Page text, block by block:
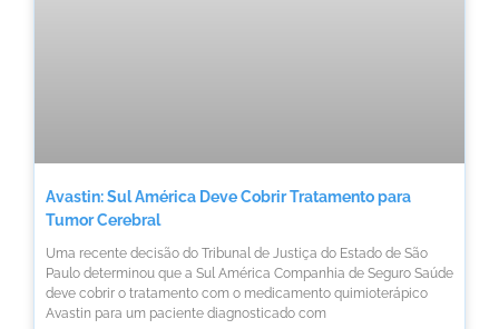
Avastin: Sul América Deve Cobrir Tratamento para
Tumor Cerebral
Uma recente decisão do Tribunal de Justiça do Estado de São
Paulo determinou que a Sul América Companhia de Seguro Saúde
deve cobrir o tratamento com o medicamento quimioterápico
Avastin para um paciente diagnosticado com